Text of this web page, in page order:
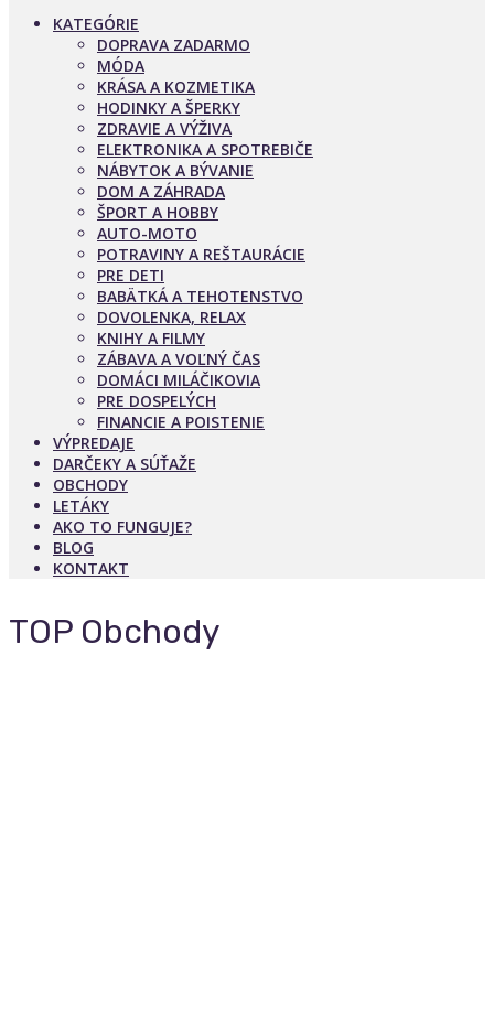
KATEGÓRIE
DOPRAVA ZADARMO
MÓDA
KRÁSA A KOZMETIKA
HODINKY A ŠPERKY
ZDRAVIE A VÝŽIVA
ELEKTRONIKA A SPOTREBIČE
NÁBYTOK A BÝVANIE
DOM A ZÁHRADA
ŠPORT A HOBBY
AUTO-MOTO
POTRAVINY A REŠTAURÁCIE
PRE DETI
BABÄTKÁ A TEHOTENSTVO
DOVOLENKA, RELAX
KNIHY A FILMY
ZÁBAVA A VOĽNÝ ČAS
DOMÁCI MILÁČIKOVIA
PRE DOSPELÝCH
FINANCIE A POISTENIE
VÝPREDAJE
DARČEKY A SÚŤAŽE
OBCHODY
LETÁKY
AKO TO FUNGUJE?
BLOG
KONTAKT
TOP Obchody